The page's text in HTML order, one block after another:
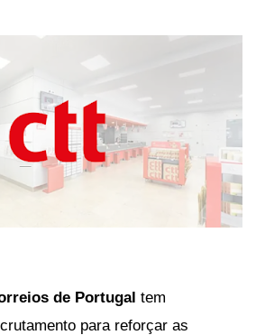
de Portugal tem
para reforçar as